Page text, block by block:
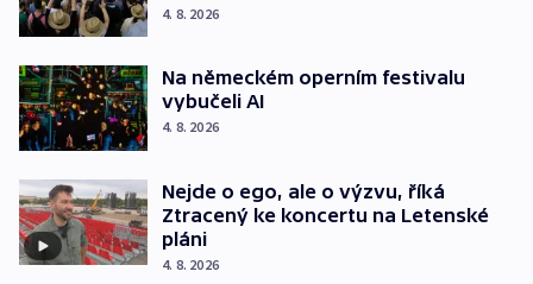
4. 8. 2026
Na německém operním festivalu
vybučeli AI
4. 8. 2026
Nejde o ego, ale o výzvu, říká
Ztracený ke koncertu na Letenské
pláni
4. 8. 2026